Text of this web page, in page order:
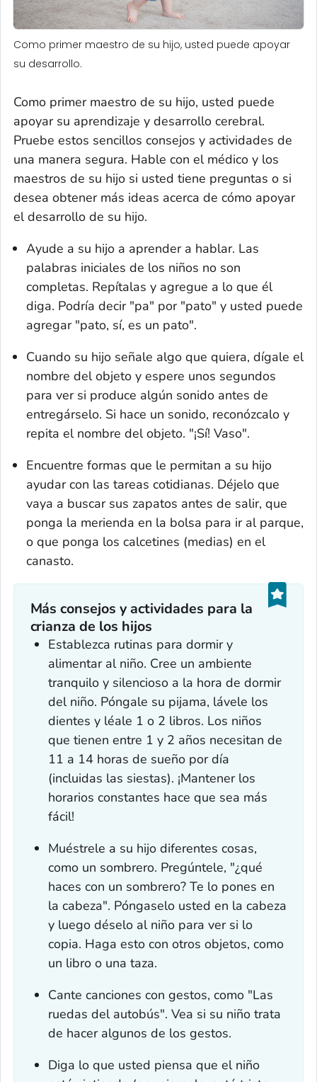
Como primer maestro de su hijo, usted puede apoyar
su desarrollo.
Como primer maestro de su hijo, usted puede
apoyar su aprendizaje y desarrollo cerebral.
Pruebe estos sencillos consejos y actividades de
una manera segura. Hable con el médico y los
maestros de su hijo si usted tiene preguntas o si
desea obtener más ideas acerca de cómo apoyar
el desarrollo de su hijo.
Ayude a su hijo a aprender a hablar. Las
palabras iniciales de los niños no son
completas. Repítalas y agregue a lo que él
diga. Podría decir "pa" por "pato" y usted puede
agregar "pato, sí, es un pato".
Cuando su hijo señale algo que quiera, dígale el
nombre del objeto y espere unos segundos
para ver si produce algún sonido antes de
entregárselo. Si hace un sonido, reconózcalo y
repita el nombre del objeto. "¡Sí! Vaso".
Encuentre formas que le permitan a su hijo
ayudar con las tareas cotidianas. Déjelo que
vaya a buscar sus zapatos antes de salir, que
ponga la merienda en la bolsa para ir al parque,
o que ponga los calcetines (medias) en el
canasto.
Más consejos y actividades para la
crianza de los hijos
Establezca rutinas para dormir y
alimentar al niño. Cree un ambiente
tranquilo y silencioso a la hora de dormir
del niño. Póngale su pijama, lávele los
dientes y léale 1 o 2 libros. Los niños
que tienen entre 1 y 2 años necesitan de
11 a 14 horas de sueño por día
(incluidas las siestas). ¡Mantener los
horarios constantes hace que sea más
fácil!
Muéstrele a su hijo diferentes cosas,
como un sombrero. Pregúntele, "¿qué
haces con un sombrero? Te lo pones en
la cabeza". Póngaselo usted en la cabeza
y luego déselo al niño para ver si lo
copia. Haga esto con otros objetos, como
un libro o una taza.
Cante canciones con gestos, como "Las
ruedas del autobús". Vea si su niño trata
de hacer algunos de los gestos.
Diga lo que usted piensa que el niño